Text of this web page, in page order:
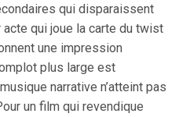
qui disparaissent
qui joue la carte du twist
une impression
plus large est
narrative n’atteint pas
un film qui revendique